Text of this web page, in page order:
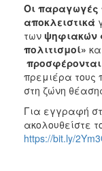
ΠΟΛΗΟι παραγωγές
αποκλειστικά
των ψηφιακών
πολιτισμοί»
πρεμιέρα τους
στη ζώνη
Για εγγραφή
ακολουθείστε
https://bit.ly/